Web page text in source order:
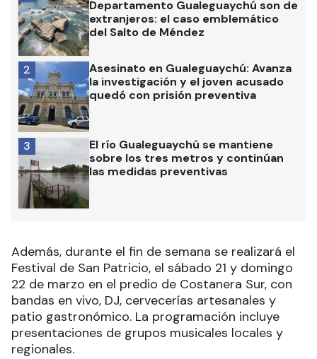
Departamento Gualeguaychú son de
extranjeros: el caso emblemático
del Salto de Méndez
Asesinato en Gualeguaychú: Avanza
la investigación y el joven acusado
quedó con prisión preventiva
2
El río Gualeguaychú se mantiene
sobre los tres metros y continúan
las medidas preventivas
3
Además, durante el fin de semana se realizará el
Festival de San Patricio, el sábado 21 y domingo
22 de marzo en el predio de Costanera Sur, con
bandas en vivo, DJ, cervecerías artesanales y
patio gastronómico. La programación incluye
presentaciones de grupos musicales locales y
regionales.